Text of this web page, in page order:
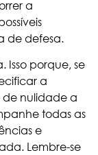
a
de defesa.
Isso porque, se
a
nulidade a
todas as
e
Lembre-se